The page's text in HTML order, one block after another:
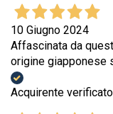
10 Giugno 2024
Affascinata da
origine giapponese
Acquirente verificato